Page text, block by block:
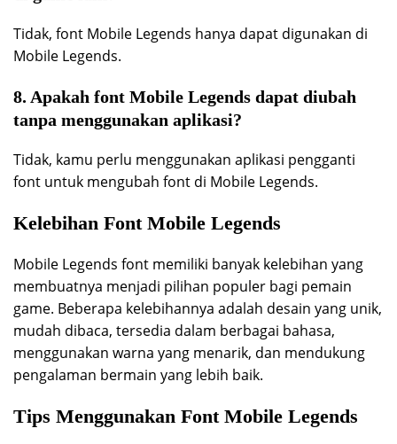
Tidak, font Mobile Legends hanya dapat digunakan di
Mobile Legends.
8. Apakah font Mobile Legends dapat diubah
tanpa menggunakan aplikasi?
Tidak, kamu perlu menggunakan aplikasi pengganti
font untuk mengubah font di Mobile Legends.
Kelebihan Font Mobile Legends
Mobile Legends font memiliki banyak kelebihan yang
membuatnya menjadi pilihan populer bagi pemain
game. Beberapa kelebihannya adalah desain yang unik,
mudah dibaca, tersedia dalam berbagai bahasa,
menggunakan warna yang menarik, dan mendukung
pengalaman bermain yang lebih baik.
Tips Menggunakan Font Mobile Legends